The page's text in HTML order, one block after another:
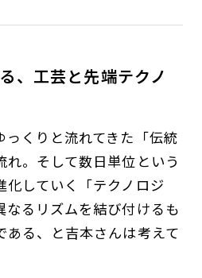
、工芸と先端テクノ
っくりと流れてきた「伝統
れ。そして数日単位という
化していく「テクノロジ
なるリズムを結び付けるも
ある、と吉本さんは考えて